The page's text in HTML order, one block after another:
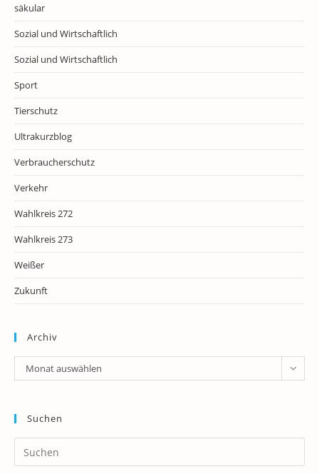
säkular
Sozial und Wirtschaftlich
Sozial und Wirtschaftlich
Sport
Tierschutz
Ultrakurzblog
Verbraucherschutz
Verkehr
Wahlkreis 272
Wahlkreis 273
Weißer
Zukunft
Archiv
Archiv
Monat auswählen
Suchen